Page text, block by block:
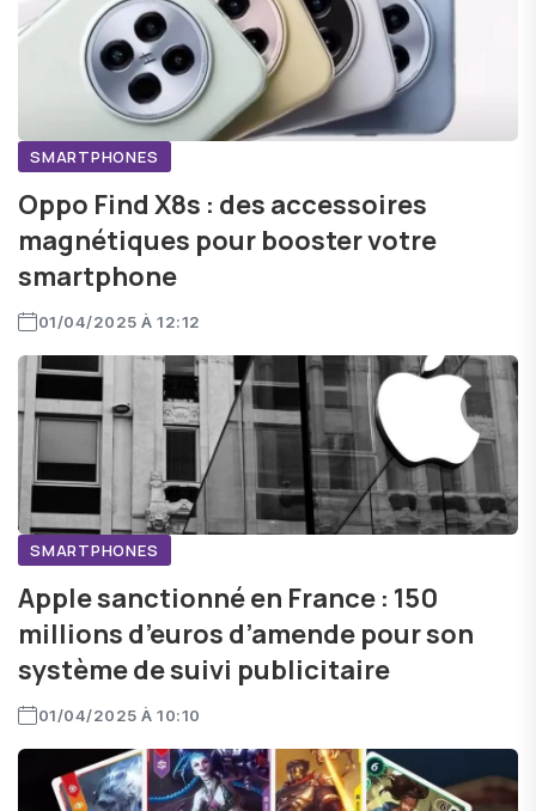
SMARTPHONES
Oppo Find X8s : des accessoires
magnétiques pour booster votre
smartphone
01/04/2025 À 12:12
SMARTPHONES
Apple sanctionné en France : 150
millions d’euros d’amende pour son
système de suivi publicitaire
01/04/2025 À 10:10